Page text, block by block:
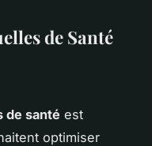
de Santé
de santé est
optimiser